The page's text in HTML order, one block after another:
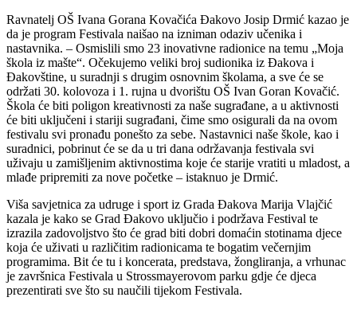
Ravnatelj OŠ Ivana Gorana Kovačića Đakovo Josip Drmić kazao je
da je program Festivala naišao na izniman odaziv učenika i
nastavnika. – Osmislili smo 23 inovativne radionice na temu „Moja
škola iz mašte“. Očekujemo veliki broj sudionika iz Đakova i
Đakovštine, u suradnji s drugim osnovnim školama, a sve će se
održati 30. kolovoza i 1. rujna u dvorištu OŠ Ivan Goran Kovačić.
Škola će biti poligon kreativnosti za naše sugrađane, a u aktivnosti
će biti uključeni i stariji sugrađani, čime smo osigurali da na ovom
festivalu svi pronađu ponešto za sebe. Nastavnici naše škole, kao i
suradnici, pobrinut će se da u tri dana održavanja festivala svi
uživaju u zamišljenim aktivnostima koje će starije vratiti u mladost, a
mlađe pripremiti za nove početke – istaknuo je Drmić.
Viša savjetnica za udruge i sport iz Grada Đakova Marija Vlajčić
kazala je kako se Grad Đakovo uključio i podržava Festival te
izrazila zadovoljstvo što će grad biti dobri domaćin stotinama djece
koja će uživati u različitim radionicama te bogatim večernjim
programima. Bit će tu i koncerata, predstava, žongliranja, a vrhunac
je završnica Festivala u Strossmayerovom parku gdje će djeca
prezentirati sve što su naučili tijekom Festivala.